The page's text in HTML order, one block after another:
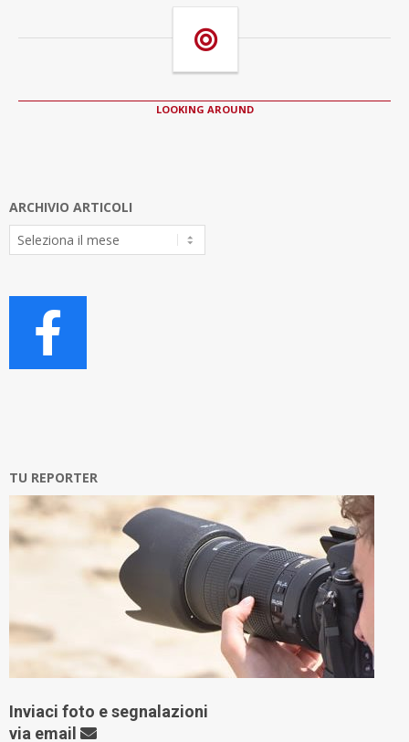
LOOKING AROUND
ARCHIVIO ARTICOLI
Archivio
Articoli
TU REPORTER
Inviaci foto e segnalazioni
via email